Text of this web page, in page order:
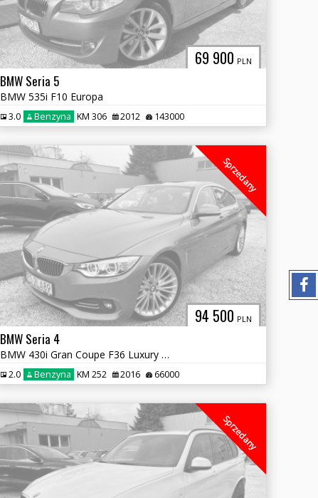
69 900 PLN
BMW Seria 5
BMW 535i F10 Europa
3.0 Benzyna KM 306 2012 143000
94 500 PLN
Sprzedany
BMW Seria 4
BMW 430i Gran Coupe F36 Luxury Line
2.0 Benzyna KM 252 2016 66000
Sprzedany